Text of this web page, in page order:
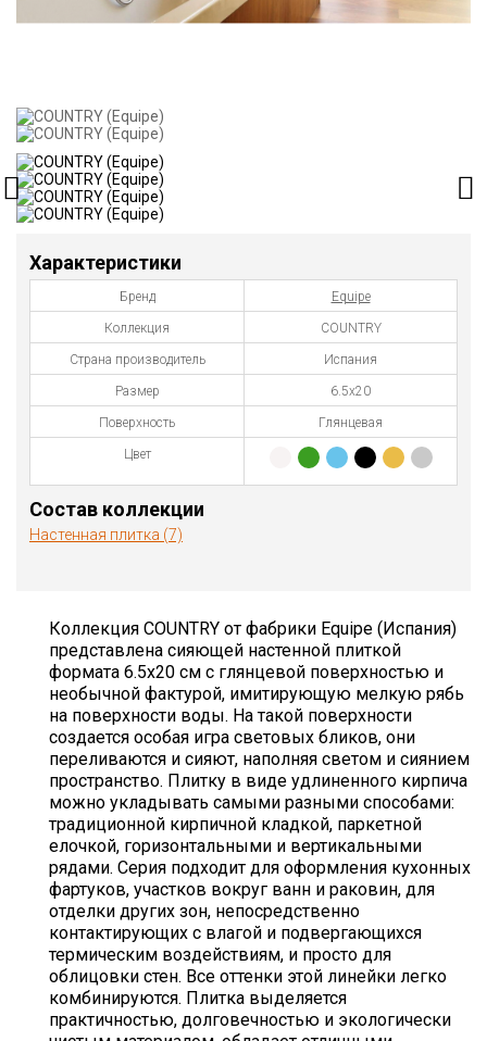
Характеристики
Бренд Equipe
Коллекция COUNTRY
Страна производитель Испания
Размер 6.5х20
Поверхность Глянцевая
Цвет
Состав коллекции
Настенная плитка (7)
Коллекция COUNTRY от фабрики Equipe (Испания)
представлена сияющей настенной плиткой
формата 6.5x20 см с глянцевой поверхностью и
необычной фактурой, имитирующую мелкую рябь
на поверхности воды. На такой поверхности
создается особая игра световых бликов, они
переливаются и сияют, наполняя светом и сиянием
пространство. Плитку в виде удлиненного кирпича
можно укладывать самыми разными способами:
традиционной кирпичной кладкой, паркетной
елочкой, горизонтальными и вертикальными
рядами. Серия подходит для оформления кухонных
фартуков, участков вокруг ванн и раковин, для
отделки других зон, непосредственно
контактирующих с влагой и подвергающихся
термическим воздействиям, и просто для
облицовки стен. Все оттенки этой линейки легко
комбинируются. Плитка выделяется
практичностью, долговечностью и экологически